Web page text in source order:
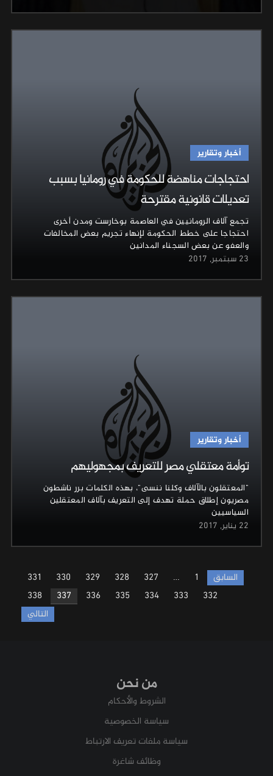
أخبار وتقارير
احتجاجات مناهضة للحكومة في رومانيا بسبب
تعديلات قانونية مقترحة
تجمع آلاف الرومانيين في العاصمة بوخارست ومدن أخرى
احتجاجا على خطط الحكومة لإنهاء تجريم بعض المخالفات
والعفو عن بعض السجناء المدانين
23 سبتمبر, 2017
أخبار وتقارير
توأمة معتقلي مصر للتعريف بمجهوليهم
"المعتقلون بالآلاف وكلنا ننسى"، بهذه الكلمات برر ناشطون
مصريون إطلاق حملة تهدف إلى التعريف بآلاف المعتقلين
السياسيين
22 يناير, 2017
Posts
pagination
السابق 1
…
327
328
329
330
331
332
333
334
335
336
337
338
التالي
من نحن
الشروط والأحكام
سياسة الخصوصية
سياسة ملفات تعريف الارتباط
وظائف شاغرة